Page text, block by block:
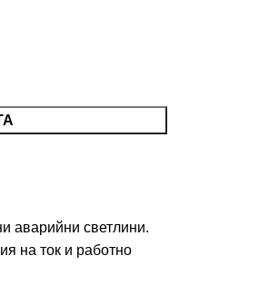
аварийни светлини.
на ток и работно